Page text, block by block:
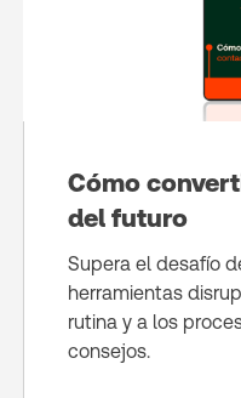
Cómo
del futuro
Supera el desafío
herramientas
rutina y a los
consejos.